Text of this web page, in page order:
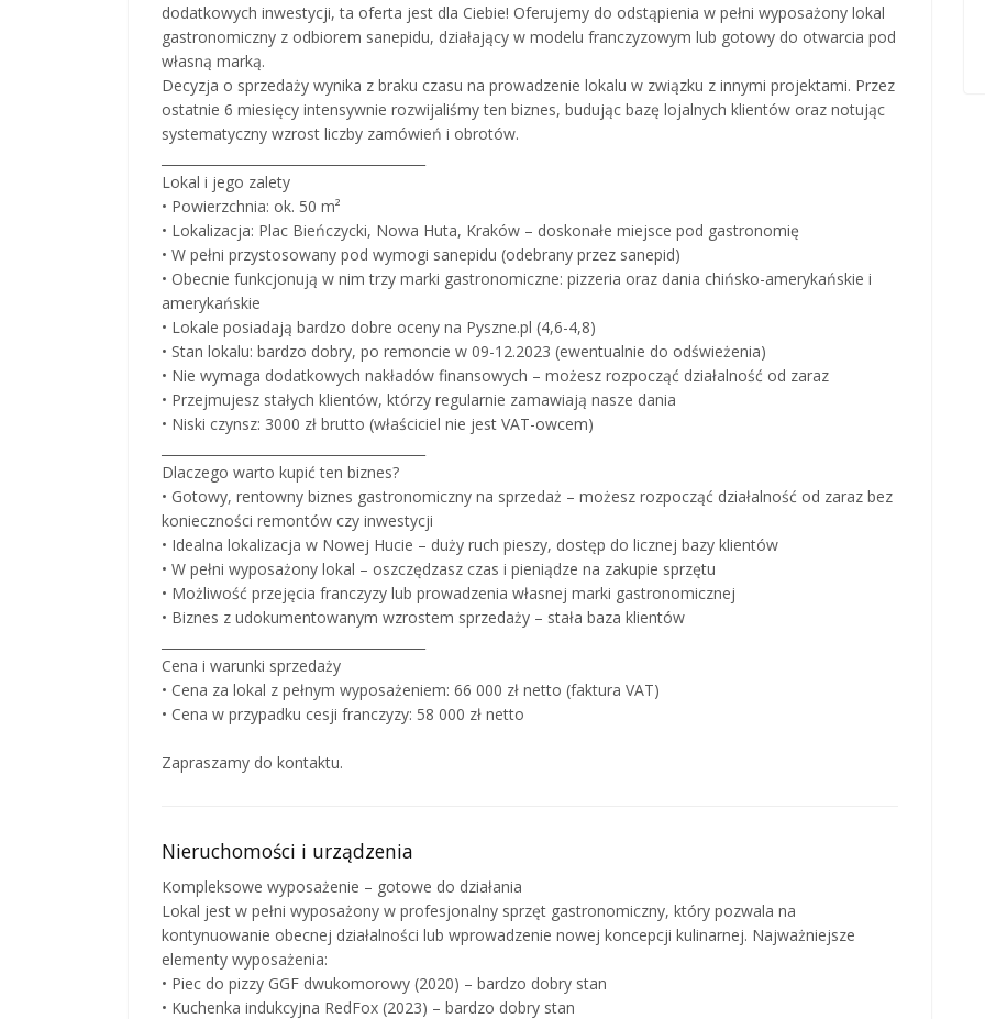
dodatkowych inwestycji, ta oferta jest dla Ciebie! Oferujemy do odstąpienia w pełni wyposażony lokal
gastronomiczny z odbiorem sanepidu, działający w modelu franczyzowym lub gotowy do otwarcia pod
własną marką.
Decyzja o sprzedaży wynika z braku czasu na prowadzenie lokalu w związku z innymi projektami. Przez
ostatnie 6 miesięcy intensywnie rozwijaliśmy ten biznes, budując bazę lojalnych klientów oraz notując
systematyczny wzrost liczby zamówień i obrotów.
Lokal i jego zalety
• Powierzchnia: ok. 50 m²
• Lokalizacja: Plac Bieńczycki, Nowa Huta, Kraków – doskonałe miejsce pod gastronomię
• W pełni przystosowany pod wymogi sanepidu (odebrany przez sanepid)
• Obecnie funkcjonują w nim trzy marki gastronomiczne: pizzeria oraz dania chińsko-amerykańskie i
amerykańskie
• Lokale posiadają bardzo dobre oceny na Pyszne.pl (4,6-4,8)
• Stan lokalu: bardzo dobry, po remoncie w 09-12.2023 (ewentualnie do odświeżenia)
• Nie wymaga dodatkowych nakładów finansowych – możesz rozpocząć działalność od zaraz
• Przejmujesz stałych klientów, którzy regularnie zamawiają nasze dania
• Niski czynsz: 3000 zł brutto (właściciel nie jest VAT-owcem)
Dlaczego warto kupić ten biznes?
• Gotowy, rentowny biznes gastronomiczny na sprzedaż – możesz rozpocząć działalność od zaraz bez
konieczności remontów czy inwestycji
• Idealna lokalizacja w Nowej Hucie – duży ruch pieszy, dostęp do licznej bazy klientów
• W pełni wyposażony lokal – oszczędzasz czas i pieniądze na zakupie sprzętu
• Możliwość przejęcia franczyzy lub prowadzenia własnej marki gastronomicznej
• Biznes z udokumentowanym wzrostem sprzedaży – stała baza klientów
Cena i warunki sprzedaży
• Cena za lokal z pełnym wyposażeniem: 66 000 zł netto (faktura VAT)
• Cena w przypadku cesji franczyzy: 58 000 zł netto
Zapraszamy do kontaktu.
Nieruchomości i urządzenia
Kompleksowe wyposażenie – gotowe do działania
Lokal jest w pełni wyposażony w profesjonalny sprzęt gastronomiczny, który pozwala na
kontynuowanie obecnej działalności lub wprowadzenie nowej koncepcji kulinarnej. Najważniejsze
elementy wyposażenia:
• Piec do pizzy GGF dwukomorowy (2020) – bardzo dobry stan
• Kuchenka indukcyjna RedFox (2023) – bardzo dobry stan